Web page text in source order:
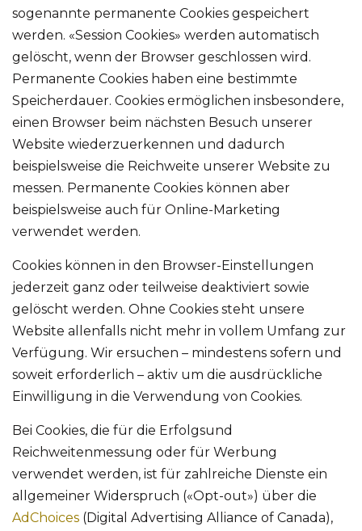
sogenannte permanente Cookies gespeichert
werden. «Session Cookies» werden automatisch
gelöscht, wenn der Browser geschlossen wird.
Permanente Cookies haben eine bestimmte
Speicherdauer. Cookies ermöglichen insbesondere,
einen Browser beim nächsten Besuch unserer
Website wiederzuerkennen und dadurch
beispielsweise die Reichweite unserer Website zu
messen. Permanente Cookies können aber
beispielsweise auch für Online-Marketing
verwendet werden.
Cookies können in den Browser-Einstellungen
jederzeit ganz oder teilweise deaktiviert sowie
gelöscht werden. Ohne Cookies steht unsere
Website allenfalls nicht mehr in vollem Umfang zur
Verfügung. Wir ersuchen – mindestens sofern und
soweit erforderlich – aktiv um die ausdrückliche
Einwilligung in die Verwendung von Cookies.
Bei Cookies, die für die Erfolgsund
Reichweitenmessung oder für Werbung
verwendet werden, ist für zahlreiche Dienste ein
allgemeiner Widerspruch («Opt-out») über die
AdChoices (Digital Advertising Alliance of Canada),